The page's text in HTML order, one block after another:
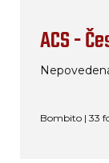
ACS -
Bombito | 33